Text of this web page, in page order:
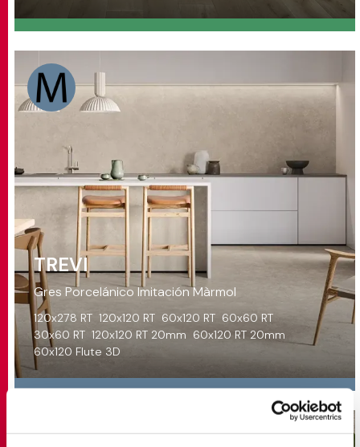
TREVI
Gres Porcelánico Imitación Màrmol
120x278 RT 120x120 RT 60x120 RT 60x60 RT
30x60 RT 120x120 RT 20mm 60x120 RT 20mm
60x120 Flute 3D